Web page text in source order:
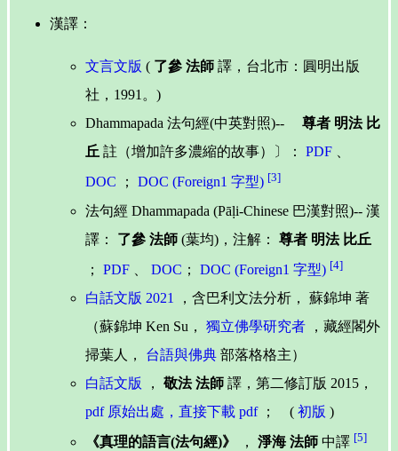
漢譯：
文言文版 ( 了參 法師 譯，台北市：圓明出版
社，1991。)
Dhammapada 法句經(中英對照)-- 尊者 明法 比
丘 註（增加許多濃縮的故事）〕： PDF 、
DOC ； DOC (Foreign1 字型) [3]
法句經 Dhammapada (Pāḷi-Chinese 巴漢對照)-- 漢
譯： 了參 法師 (葉均)，注解： 尊者 明法 比丘
； PDF DOC ； DOC (Foreign1 字型) [4]
白話文版 2021
，含巴利文法分析， 蘇錦坤 著
（蘇錦坤 Ken Su， 獨立佛學研究者 ，藏經閣外
掃葉人， 台語與佛典 部落格格主）
白話文版
， 敬法 法師 譯，第二修訂版 2015，
pdf 原始出處，直接下載 pdf； ( 初版 )
《真理的語言(法句經)》 ， 淨海 法師 中譯 [5]